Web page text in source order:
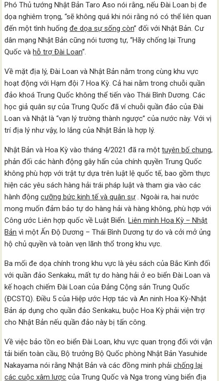
Phó Thủ tướng Nhật Bản Taro Aso nói rằng, nếu Đài Loan bị đe
dọa nghiêm trọng, “sẽ không quá khi nói rằng nó có thể liên quan
đến một tình huốngđe dọa sự sống còn” đối với Nhật Bản. Cư
dân mạng Nhật Bản cũng nói tương tự, “Hãy chống lại Trung
Quốc vàhỗ trợ Đài Loan“.
Về mặt địa lý, Đài Loan và Nhật Bản nằm trong cùng khu vực
hoạt động với Hạm đội 7 Hoa Kỳ. Cả hai nằm trong chuỗi quần
đảo khoá Trung Quốc không thể tiến vào Thái Bình Dương. Các
học giả quân sự của Trung Quốc đã ví chuỗi quần đảo của Đài
Loan và Nhật là “vạn lý trường thành ngược” của nước này. Với vị
trí địa lý như vậy, lo lắng của Nhật Bản là hợp lý.
Nhật Bản và Hoa Kỳ vào tháng 4/2021 đã ra mộttuyên bố chung,
phản đối các hành động gây hấn của chính quyền Trung Quốc
không phù hợp với trật tự dựa trên luật lệ quốc tế, bao gồm thực
hiện các yêu sách hàng hải trái pháp luật và tham gia vào các
hành độngcưỡng bức kinh tế và quân sự. Ngoài ra, hai nước
mong muốn đảm bảo tự do hàng hải và hàng không, phù hợp với
Công ước Liên hợp quốc về Luật Biển.Liên minh Hoa Kỳ – Nhật
Bản vì một Ấn Độ Dương – Thái Bình Dương tự do và cởi mở ủng
hộ chủ quyền và toàn vẹn lãnh thổ trong khu vực.
Ba mối đe dọa chính trong khu vực là yêu sách của Bắc Kinh đối
với quần đảo Senkaku, mất tự do hàng hải ở eo biển Đài Loan và
kế hoạch chiếm Đài Loan của Đảng Cộng sản Trung Quốc
(ĐCSTQ). Điều 5 của Hiệp ước Hợp tác và An ninh Hoa Kỳ-Nhật
Bản áp dụng cho quần đảo Senkaku, buộc Hoa Kỳ phải viện trợ
cho Nhật Bản nếu quần đảo này bị tấn công.
Về việc bảo tồn eo biển Đài Loan, khu vực quan trọng đối với vận
tải biển toàn cầu, Bộ trưởng Bộ Quốc phòng Nhật Bản Yasuhide
Nakayama nói rằng Nhật Bản và các đồng minh phảichống lại
các cuộc xâm lược của Trung Quốc và Nga trong vùng biển địa